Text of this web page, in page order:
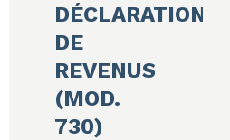
DÉCLARATION
DE
REVENUS
(MOD.
730)